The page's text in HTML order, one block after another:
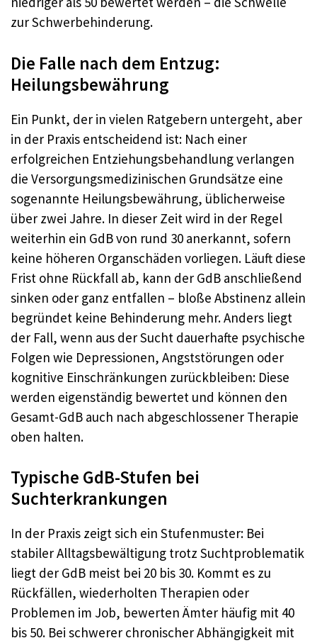
zur Schwerbehinderung.
Die Falle nach dem Entzug:
Heilungsbewährung
Ein Punkt, der in vielen Ratgebern untergeht, aber
in der Praxis entscheidend ist: Nach einer
erfolgreichen Entziehungsbehandlung verlangen
die Versorgungsmedizinischen Grundsätze eine
sogenannte Heilungsbewährung, üblicherweise
über zwei Jahre. In dieser Zeit wird in der Regel
weiterhin ein GdB von rund 30 anerkannt, sofern
keine höheren Organschäden vorliegen. Läuft diese
Frist ohne Rückfall ab, kann der GdB anschließend
sinken oder ganz entfallen – bloße Abstinenz allein
begründet keine Behinderung mehr. Anders liegt
der Fall, wenn aus der Sucht dauerhafte psychische
Folgen wie Depressionen, Angststörungen oder
kognitive Einschränkungen zurückbleiben: Diese
werden eigenständig bewertet und können den
Gesamt-GdB auch nach abgeschlossener Therapie
oben halten.
Typische GdB-Stufen bei
Suchterkrankungen
In der Praxis zeigt sich ein Stufenmuster: Bei
stabiler Alltagsbewältigung trotz Suchtproblematik
liegt der GdB meist bei 20 bis 30. Kommt es zu
Rückfällen, wiederholten Therapien oder
Problemen im Job, bewerten Ämter häufig mit 40
bis 50. Bei schwerer chronischer Abhängigkeit mit